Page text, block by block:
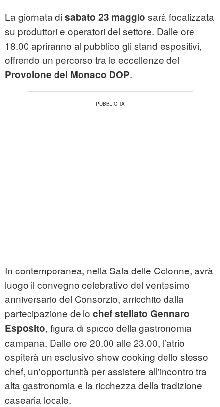
La giornata di sabato 23 maggio sarà focalizzata
su produttori e operatori del settore. Dalle ore
18.00 apriranno al pubblico gli stand espositivi,
offrendo un percorso tra le eccellenze del
Provolone del Monaco DOP.
In contemporanea, nella Sala delle Colonne, avrà
luogo il convegno celebrativo del ventesimo
anniversario del Consorzio, arricchito dalla
partecipazione dello chef stellato Gennaro
Esposito, figura di spicco della gastronomia
campana. Dalle ore 20.00 alle 23.00, l’atrio
ospiterà un esclusivo show cooking dello stesso
chef, un'opportunità per assistere all'incontro tra
alta gastronomia e la ricchezza della tradizione
casearia locale.